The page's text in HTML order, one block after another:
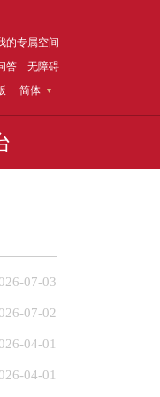
的专属空间
答
无障碍
简体
07-03
07-02
04-01
04-01